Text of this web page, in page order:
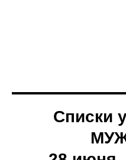
Списки